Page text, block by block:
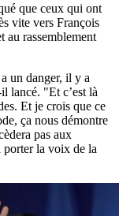
que ceux qui ont
vite vers François
au rassemblement
un danger, il y a
lancé. "Et c’est là
Et je crois que ce
ça nous démontre
pas aux
porter la voix de la